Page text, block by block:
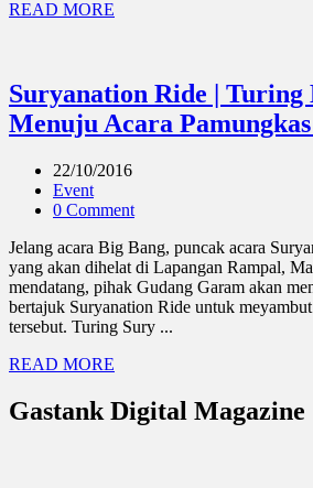
READ MORE
Suryanation Ride |
Menuju Acara
22/10/2016
Event
0 Comment
Jelang acara Big Bang, puncak acara
yang akan dihelat di Lapangan Rampal,
mendatang, pihak Gudang Garam akan
bertajuk Suryanation Ride untuk
tersebut. Turing Sury ...
READ MORE
Gastank Digital Magazine